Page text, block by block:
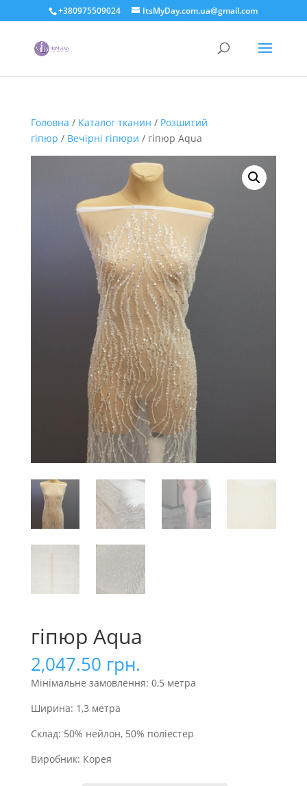
+380975509024 ItsMyDay.com.ua@gmail.com
Головна / Каталог тканин / Розшитий
гіпюр / Вечірні гіпюри / гіпюр Aqua
гіпюр Aqua
2,047.50 грн.
Мінімальне замовлення: 0,5 метра
Ширина: 1,3 метра
Склад: 50% нейлон, 50% поліестер
Виробник: Корея